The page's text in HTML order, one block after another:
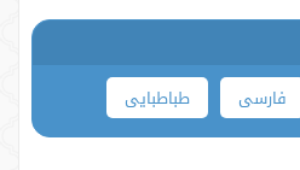
فارسی طباطبایی